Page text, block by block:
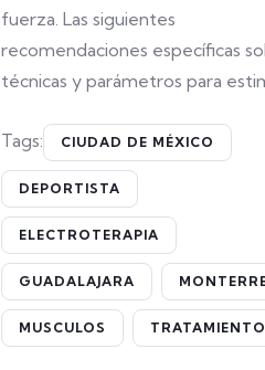
fuerza. Las siguientes
recomendaciones específicas
técnicas y parámetros para
Tags: CIUDAD DE MÉXICO
DEPORTISTA
ELECTROTERAPIA
GUADALAJARA
MUSCULOS TRATAMIENTO